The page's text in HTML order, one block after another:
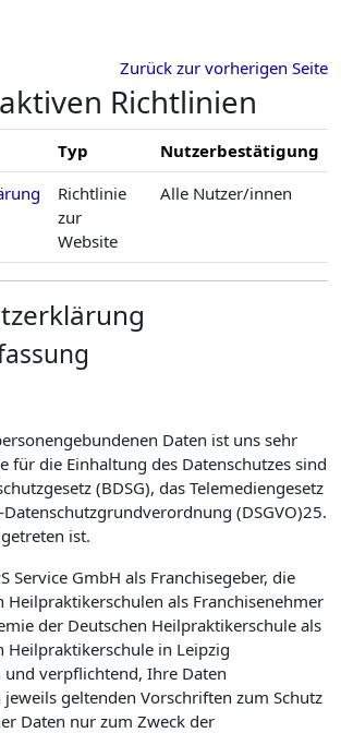
Zurück zur vorherigen Seite
Richtlinien
Typ
Nutzerbestätigung
Richtlinie
zur
Website
Alle Nutzer/innen
Daten ist uns sehr
für die Einhaltung des Datenschutzes sind
(BDSG), das Telemediengesetz
Datenschutzgrundverordnung (DSGVO)25.
ist.
Service GmbH als Franchisegeber, die
Heilpraktikerschulen als Franchise­nehmer
der Deutschen Heilpraktikerschule als
Heilpraktikerschule in Leipzig
verpflichtend, Ihre Daten
geltenden Vorschriften zum Schutz
Daten nur zum Zweck der